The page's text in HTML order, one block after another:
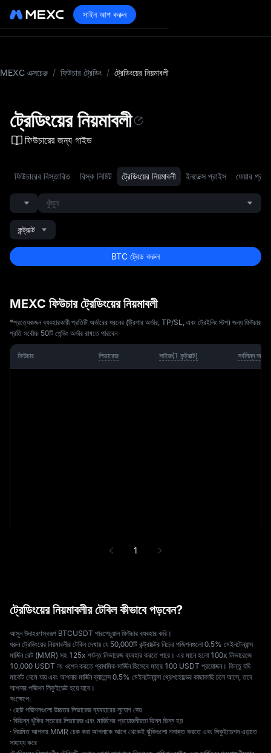
সাইন আপ করুন
MEXC এক্সচেঞ্জ / ফিউচার ট্রেডিং / ট্রেডিংয়ের নিয়মাবলী
ট্রেডিংয়ের নিয়মাবলী
ফিউচারের জন্য গাইড
ফিউচারের বিস্তারিত রিস্ক লিমিট ট্রেডিংয়ের নিয়মাবলী ইনডেক্স প্রাইস ফেয়ার
খুঁজুন
কন্ট্রাক্ট
BTC ট্রেড করুন
MEXC ফিউচার ট্রেডিংয়ের নিয়মাবলী
*প্রত্যেকজন ব্যবহারকারী প্রতিটি অর্ডারের ধরনের (ট্রিগার অর্ডার, TP/SL, এবং ট্রেইলিং স্টপ) জন্য ফিউচার
প্রতি সর্বোচ্চ 50টি পেন্ডিং অর্ডার রাখতে পারবেন
ফিউচার লিভারেজ সাইজ(1 কন্ট্রাক্ট) সর্বনিম্ন
1
ট্রেডিংয়ের নিয়মাবলীর টেবিল কীভাবে পড়বেন?
আসুন উদাহরণস্বরূপ BTCUSDT পারপেচুয়াল ফিউচার ব্যবহার করি।
ধরুন ট্রেডিংয়ের নিয়মাবলীর টেবিল দেখায় যে 50,000টি কন্ট্রাক্টের নিচের পজিশনগুলো 0.5% মেইনটেন্যান্স
মার্জিন রেট (MMR) সহ 125x পর্যন্ত লিভারেজ ব্যবহার করতে পারে। এর মানে হলো 100x লিভারেজে
10,000 USDT লং ওপেন করতে প্রাথমিক মার্জিন হিসেবে মাত্র 100 USDT প্রয়োজন। কিন্তু যদি
মার্কেট নেমে যায় এবং আপনার মার্জিন ব্যালেন্স 0.5% মেইনটেন্যান্স থ্রেশহোল্ডের কাছাকাছি চলে আসে, তবে
আপনার পজিশন লিকুইডেট হয়ে যাবে।
সংক্ষেপে:
· ছোট পজিশনগুলো উচ্চতর লিভারেজ ব্যবহারের সুযোগ দেয়
· বিভিন্ন ঝুঁকির স্তরের লিভারেজ এবং মার্জিনের প্রয়োজনীয়তা ভিন্ন ভিন্ন হয়
· নিয়মিত আপনার MMR চেক করা আপনাকে আগে থেকেই ঝুঁকিগুলো শনাক্ত করতে এবং লিকুইডেশন এড়াতে
সাহায্য করে